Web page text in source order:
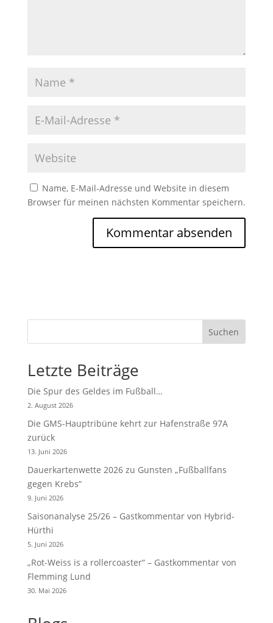
Name, E-Mail-Adresse und Website in diesem
Browser für meinen nächsten Kommentar speichern.
Suchen
Letzte Beiträge
Die Spur des Geldes im Fußball…
2. August 2026
Die GMS-Hauptribüne kehrt zur Hafenstraße 97A
zurück
13. Juni 2026
Dauerkartenwette 2026 zu Gunsten „Fußballfans
gegen Krebs“
9. Juni 2026
Saisonanalyse 25/26 – Gastkommentar von Hybrid-
Hürthi
5. Juni 2026
„Rot-Weiss is a rollercoaster“ – Gastkommentar von
Flemming Lund
30. Mai 2026